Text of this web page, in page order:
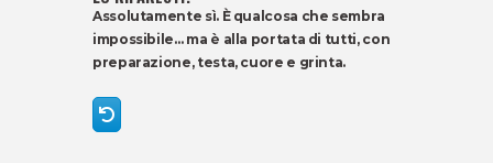
Assolutamente sì. È qualcosa che sembra
impossibile… ma è alla portata di tutti, con
preparazione, testa, cuore e grinta.